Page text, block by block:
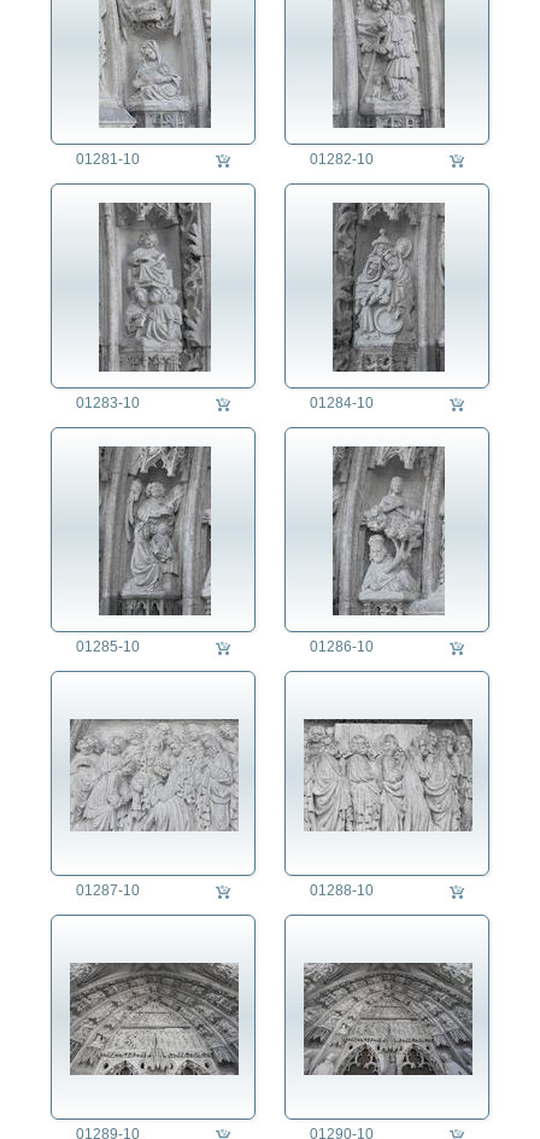
01281-10 01282-10
01283-10 01284-10
01285-10 01286-10
01287-10 01288-10
01289-10 01290-10